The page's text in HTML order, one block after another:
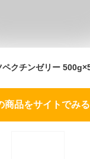
商品をサイトでみる